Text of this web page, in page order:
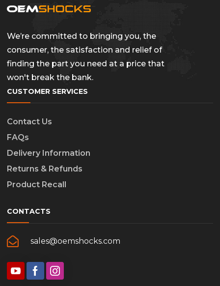
We’re committed to bringing you, the
consumer, the satisfaction and relief of
finding the part you need at a price that
won't break the bank.
CUSTOMER SERVICES
Contact Us
FAQs
Delivery Information
Returns & Refunds
Product Recall
CONTACTS
sales@oemshocks.com